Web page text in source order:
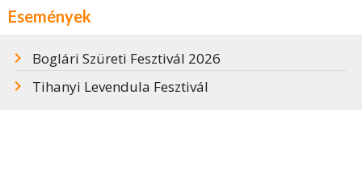
Események
Boglári Szüreti Fesztivál 2026
Tihanyi Levendula Fesztivál